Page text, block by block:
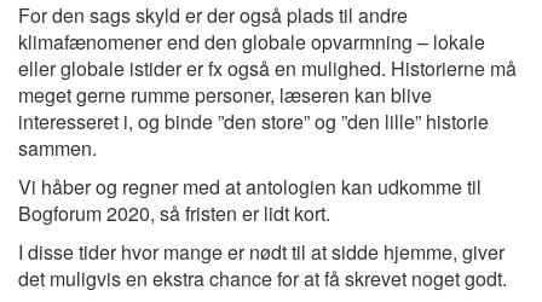
For den sags skyld er der også plads til andre
klimafænomener end den globale opvarmning – lokale
eller globale istider er fx også en mulighed. Historierne må
meget gerne rumme personer, læseren kan blive
interesseret i, og binde ”den store” og ”den lille” historie
sammen.
Vi håber og regner med at antologien kan udkomme til
Bogforum 2020, så fristen er lidt kort.
I disse tider hvor mange er nødt til at sidde hjemme, giver
det muligvis en ekstra chance for at få skrevet noget godt.